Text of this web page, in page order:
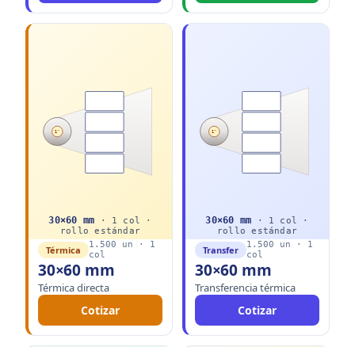
1"
30×60 mm · 1 col ·
rolloestándar
Térmica 1.500 un · 1
col
30×60 mm
Térmica directa
Cotizar
1"
30×60 mm · 1 col ·
rolloestándar
Transfer 1.500 un · 1
col
30×60 mm
Transferencia térmica
Cotizar